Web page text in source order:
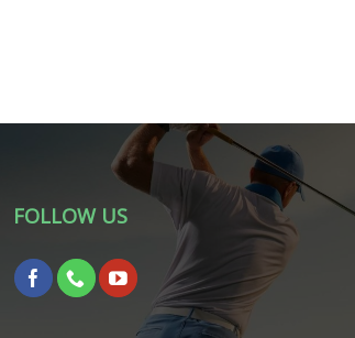
FOLLOW US